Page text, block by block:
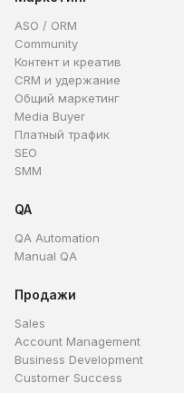
ASO / ORM
Community
Контент и креатив
CRM и удержание
Общий маркетинг
Media Buyer
Платный трафик
SEO
SMM
QA
QA Automation
Manual QA
Продажи
Sales
Account Management
Business Development
Customer Success